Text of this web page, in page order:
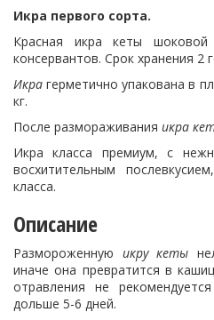
Икра первого сорта.
Красная икра кеты
консервантов. Срок хранения 2
Икра герметично упакована в
кг.
После размораживания икра
Икра класса премиум, с
восхитительным
класса.
Описание
Размороженную икру кеты
иначе она превратится в
отравления не
дольше 5-6 дней.